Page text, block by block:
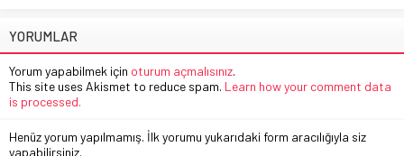
YORUMLAR
Yorum yapabilmek için oturum açmalısınız.
This site uses Akismet to reduce spam. Learn how your comment data
is processed.
Henüz yorum yapılmamış. İlk yorumu yukarıdaki form aracılığıyla siz
yapabilirsiniz.